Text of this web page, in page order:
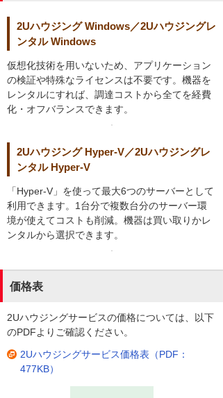
2Uハウジング Windows／2Uハウジングレ
ンタル Windows
仮想化技術を用いないため、アプリケーション
の検証や特殊なライセンスは不要です。機器を
レンタルにすれば、調達コストから全てを経費
化・オフバランスできます。
2Uハウジング Hyper-V／2Uハウジングレ
ンタル Hyper-V
「Hyper-V」を使って最大6つのサーバーとして
利用できます。1台分で複数台分のサーバー環
境が使えてコストも削減。機器は買い取りかレ
ンタルから選択できます。
価格表
2Uハウジングサービスの価格については、以下
のPDFよりご確認ください。
2Uハウジングサービス価格表（PDF：
477KB）